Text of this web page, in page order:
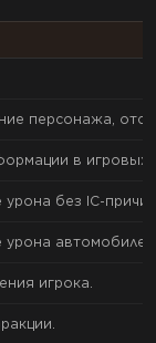
персонажа,
в игровых
без IC-
автомобилем
игрока.